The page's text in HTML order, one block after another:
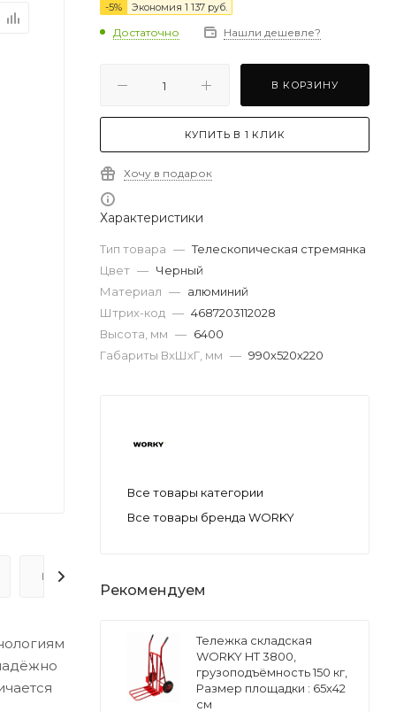
ВОПРОС-ОТВЕТ
-5% Экономия 1 137 руб.
Достаточно Нашли дешевле?
В КОРЗИНУ
КУПИТЬ В 1 КЛИК
Хочу в подарок
Характеристики
Тип товара — Телескопическая стремянка
Цвет — Черный
Материал — алюминий
Штрих-код — 4687203112028
Высота, мм — 6400
Габариты ВхШхГ, мм — 990х520х220
Все товары категории
Все товары бренда WORKY
Рекомендуем
Тележка складская
WORKY HT 3800,
грузоподъёмность 150 кг,
Размер площадки : 65х42
см